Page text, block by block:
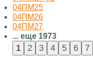
04ПМ25
04ПМ26
04ПМ27
... еще 1973